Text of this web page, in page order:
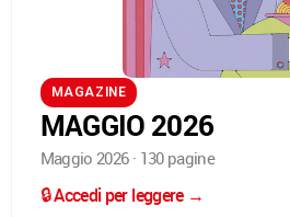
MAGAZINE
MAGGIO 2026
Maggio 2026 · 130 pagine
🔒 Accedi per leggere →